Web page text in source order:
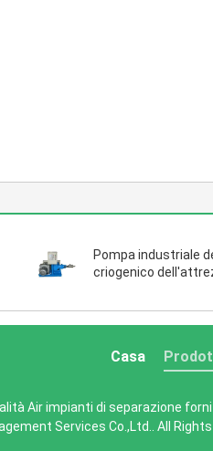
Pompa industriale
criogenico
Casa
Air impianti di separazione
Services Co.,Ltd.. All Rights